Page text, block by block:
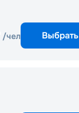
/чел Выбрать